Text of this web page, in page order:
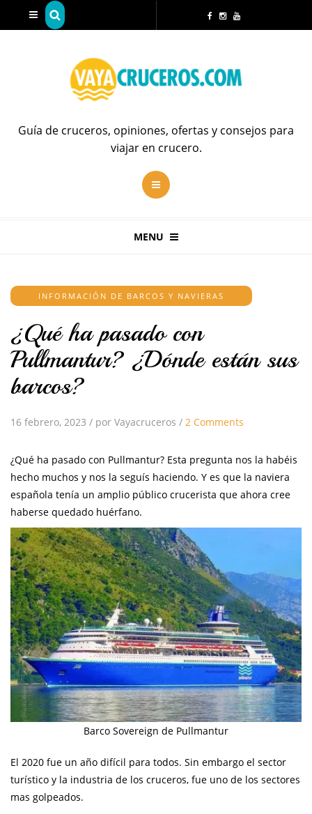
Guía de cruceros, opiniones, ofertas y consejos para
viajar en crucero.
MENU
INFORMACIÓN DE BARCOS Y NAVIERAS
¿Qué ha pasado con
Pullmantur? ¿Dónde están sus
barcos?
16 febrero, 2023 / por Vayacruceros / 2 Comments
¿Qué ha pasado con Pullmantur? Esta pregunta nos la habéis
hecho muchos y nos la seguís haciendo. Y es que la naviera
española tenía un amplio público crucerista que ahora cree
haberse quedado huérfano.
Barco Sovereign de Pullmantur
El 2020 fue un año difícil para todos. Sin embargo el sector
turístico y la industria de los cruceros, fue uno de los sectores
mas golpeados.